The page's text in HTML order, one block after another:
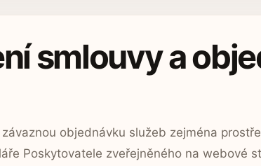
smlouvy a
objednávku služeb zejména
Poskytovatele zveřejněného na webové